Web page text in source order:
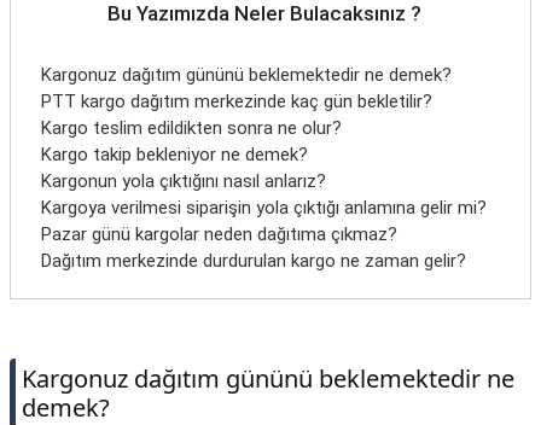
Bu Yazımızda Neler Bulacaksınız ?
Kargonuz dağıtım gününü beklemektedir ne demek?
PTT kargo dağıtım merkezinde kaç gün bekletilir?
Kargo teslim edildikten sonra ne olur?
Kargo takip bekleniyor ne demek?
Kargonun yola çıktığını nasıl anlarız?
Kargoya verilmesi siparişin yola çıktığı anlamına gelir mi?
Pazar günü kargolar neden dağıtıma çıkmaz?
Dağıtım merkezinde durdurulan kargo ne zaman gelir?
Kargonuz dağıtım gününü beklemektedir ne
demek?